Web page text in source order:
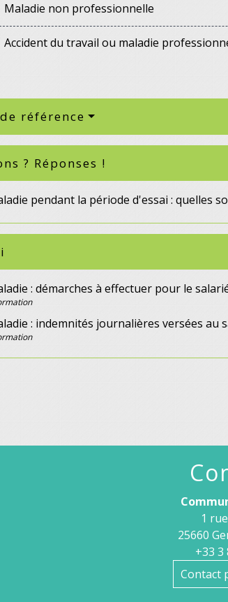
Maladie non professionnelle
Accident du travail ou maladie
référence
? Réponses !
pendant la période d'essai : quelles
: démarches à effectuer pour le
: indemnités journalières versées au
1
25660
+33 3
Contact